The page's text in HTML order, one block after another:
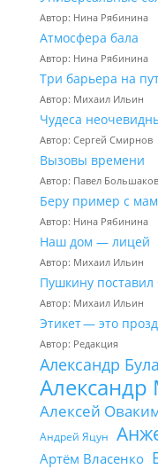
Автор: Нина Рябинина
Атмосфера бала
Автор: Нина Рябинина
Три барьера на
Автор: Михаил Ильин
Чудеса
Автор: Сергей Смирнов
Вызовы времени
Автор: Павел Большаков
Беру пример с
Автор: Нина Рябинина
Наш дом — лицей
Автор: Михаил Ильин
Пушкину
Автор: Михаил Ильин
Этикет — это
Автор: Редакция
Александр
Алексей
Андрей Яцун
Артём Власенко